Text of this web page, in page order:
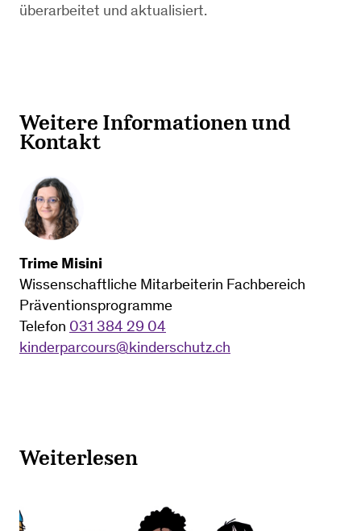
überarbeitet und aktualisiert.
Weitere Informationen und
Kontakt
Trime Misini
Wissenschaftliche Mitarbeiterin Fachbereich
Präventionsprogramme
Telefon 031 384 29 04
kinderparcours@kinderschutz.ch
Weiterlesen